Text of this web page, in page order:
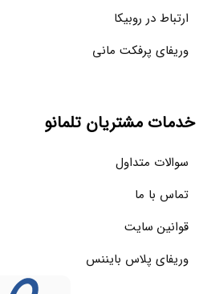
ارتباط در روبیکا
وریفای پرفکت مانی
خدمات مشتریان تلمانو
سوالات متداول
تماس با ما
قوانین سایت
وریفای پلاس بایننس